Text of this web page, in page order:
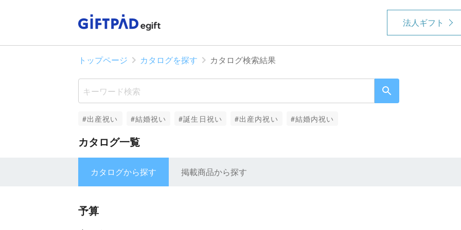
法人ギフト
トップページ カタログを探す カタログ検索結果
#出産祝い #結婚祝い #誕生日祝い #出産内祝い #結婚内祝い
カタログ一覧
カタログから探す 掲載商品から探す
予算